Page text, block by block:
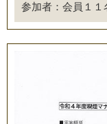
参加者：会員１１